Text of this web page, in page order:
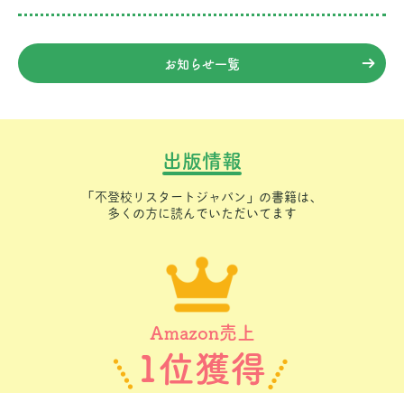
お知らせ一覧
出版情報
「不登校リスタートジャパン」の書籍は、
多くの方に読んでいただいてます
Amazon売上
1位獲得